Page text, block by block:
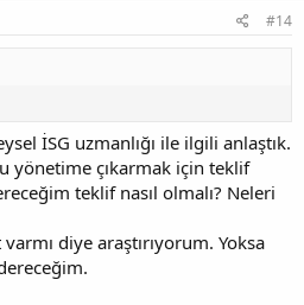
#14
İSG uzmanlığı ile ilgili anlaştık.
yönetime çıkarmak için teklif
teklif nasıl olmalı? Neleri
diye araştırıyorum. Yoksa